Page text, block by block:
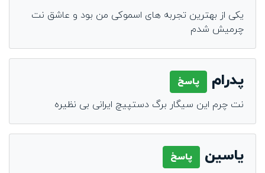
یکی از بهترین تجربه های اسموکی من بود و عاشق نت
چرمیش شدم
پدرام
پاسخ
نت چرم این سیگار برگ دستپیچ ایرانی بی نظیره
یاسین
پاسخ